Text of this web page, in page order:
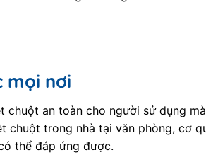
mọi nơi
chuột an toàn cho người sử dụng
chuột trong nhà tại văn phòng, cơ
thể đáp ứng được.